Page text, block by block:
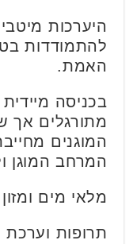
היערכות
להתמודדות
האמת.
בכניסה
מתורגלים אך
המוגנים
המרחב המוגן
מלאי מים
תרופות